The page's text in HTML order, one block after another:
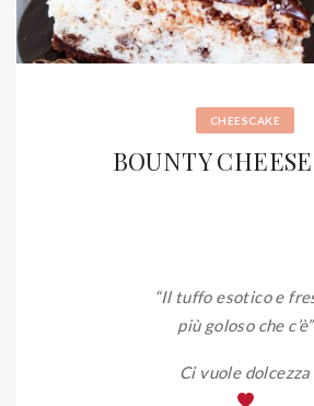
CHEESCAKE
BOUNTY
“Il tuffo esotico e
più goloso che c’è”
Ci vuole dolcezza